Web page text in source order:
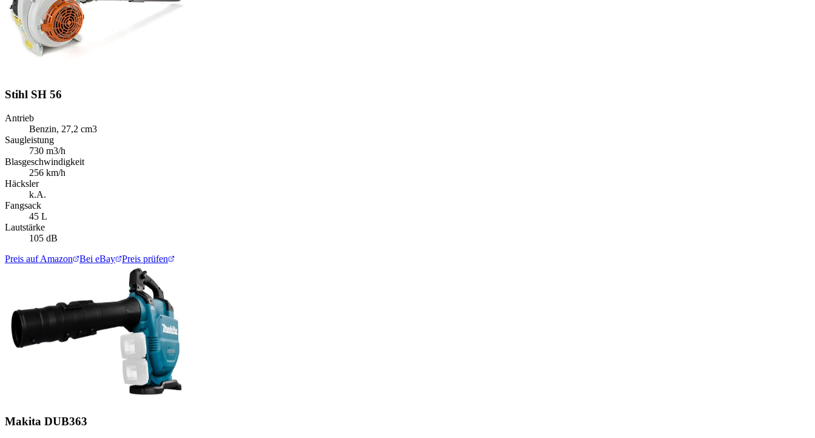
Stihl SH 56
Antrieb
Benzin, 27,2 cm3
Saugleistung
730 m3/h
Blasgeschwindigkeit
256 km/h
Häcksler
k.A.
Fangsack
45 L
Lautstärke
105 dB
Preis auf Amazon
Bei eBay Preis prüfen
Makita DUB363